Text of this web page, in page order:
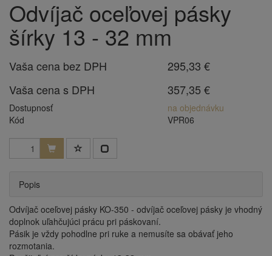
Odvíjač oceľovej pásky
šírky 13 - 32 mm
Vaša cena bez DPH
295,33 €
Vaša cena s DPH
357,35 €
Dostupnosť
na objednávku
Kód
VPR06
Popis
Odvíjač oceľovej pásky KO-350 - odvíjač oceľovej pásky je vhodný
doplnok uľahčujúci prácu pri páskovaní.
Pásik je vždy pohodlne pri ruke a nemusíte sa obávať jeho
rozmotania.